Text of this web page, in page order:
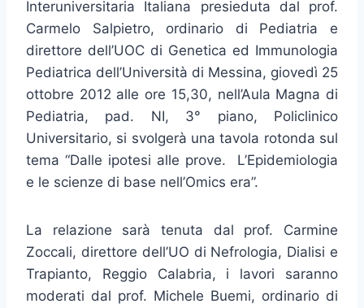
Interuniversitaria Italiana presieduta dal prof.
Carmelo Salpietro, ordinario di Pediatria e
direttore dell’UOC di Genetica ed Immunologia
Pediatrica dell’Università di Messina, giovedì 25
ottobre 2012 alle ore 15,30, nell’Aula Magna di
Pediatria, pad. NI, 3° piano, Policlinico
Universitario, si svolgerà una tavola rotonda sul
tema “Dalle ipotesi alle prove. L’Epidemiologia
e le scienze di base nell’Omics era”.
La relazione sarà tenuta dal prof. Carmine
Zoccali, direttore dell’UO di Nefrologia, Dialisi e
Trapianto, Reggio Calabria, i lavori saranno
moderati dal prof. Michele Buemi, ordinario di